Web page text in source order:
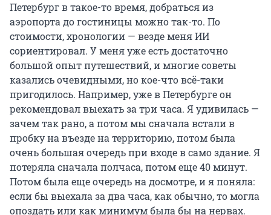
Петербург в такое-то время, добраться из
аэропорта до гостиницы можно так-то. По
стоимости, хронологии — везде меня ИИ
сориентировал. У меня уже есть достаточно
большой опыт путешествий, и многие советы
казались очевидными, но кое-что всё-таки
пригодилось. Например, уже в Петербурге он
рекомендовал выехать за три часа. Я удивилась —
зачем так рано, а потом мы сначала встали в
пробку на въезде на территорию, потом была
очень большая очередь при входе в само здание. Я
потеряла сначала полчаса, потом еще 40 минут.
Потом была еще очередь на досмотре, и я поняла:
если бы выехала за два часа, как обычно, то могла
опоздать или как минимум была бы на нервах.